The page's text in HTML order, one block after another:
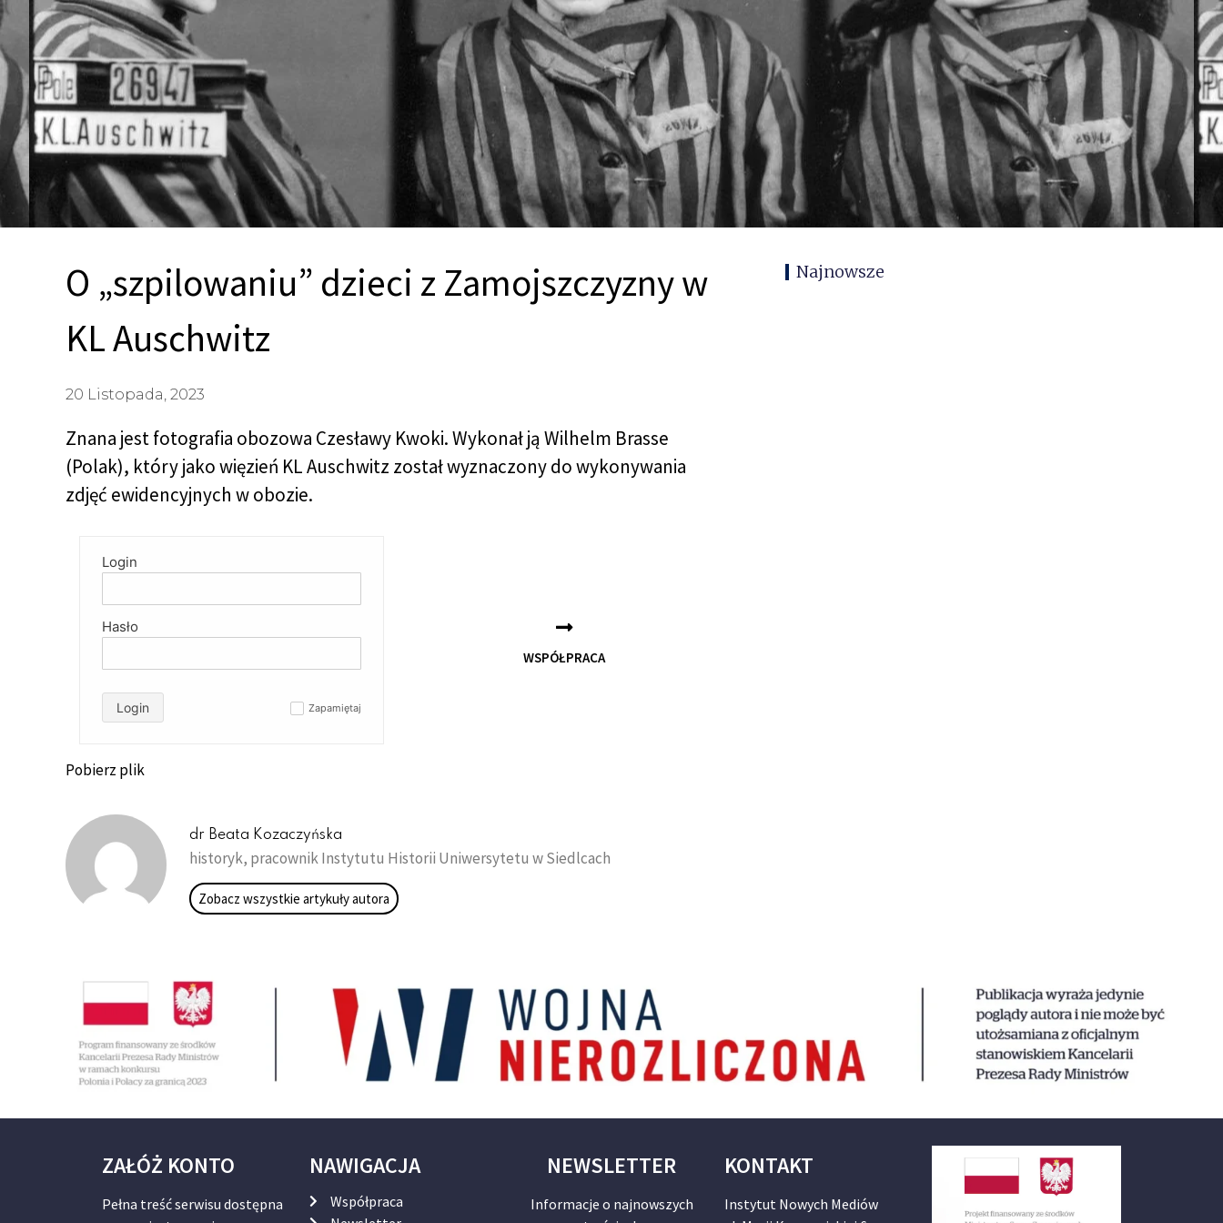
O „szpilowaniu” dzieci z Zamojszczyzny w
KL Auschwitz
20 Listopada, 2023
Znana jest fotografia obozowa Czesławy Kwoki. Wykonał ją Wilhelm Brasse
(Polak), który jako więzień KL Auschwitz został wyznaczony do wykonywania
zdjęć ewidencyjnych w obozie.
Login
Hasło
Zapamiętaj
Login
WSPÓŁPRACA
Pobierz plik
dr Beata Kozaczyńska
historyk, pracownik Instytutu Historii Uniwersytetu w Siedlcach
Zobacz wszystkie artykuły autora
Najnowsze
ZAŁÓŻ KONTO
Pełna treść serwisu dostępna
NAWIGACJA
Współpraca
NEWSLETTER
Informacje o najnowszych
KONTAKT
Instytut Nowych Mediów